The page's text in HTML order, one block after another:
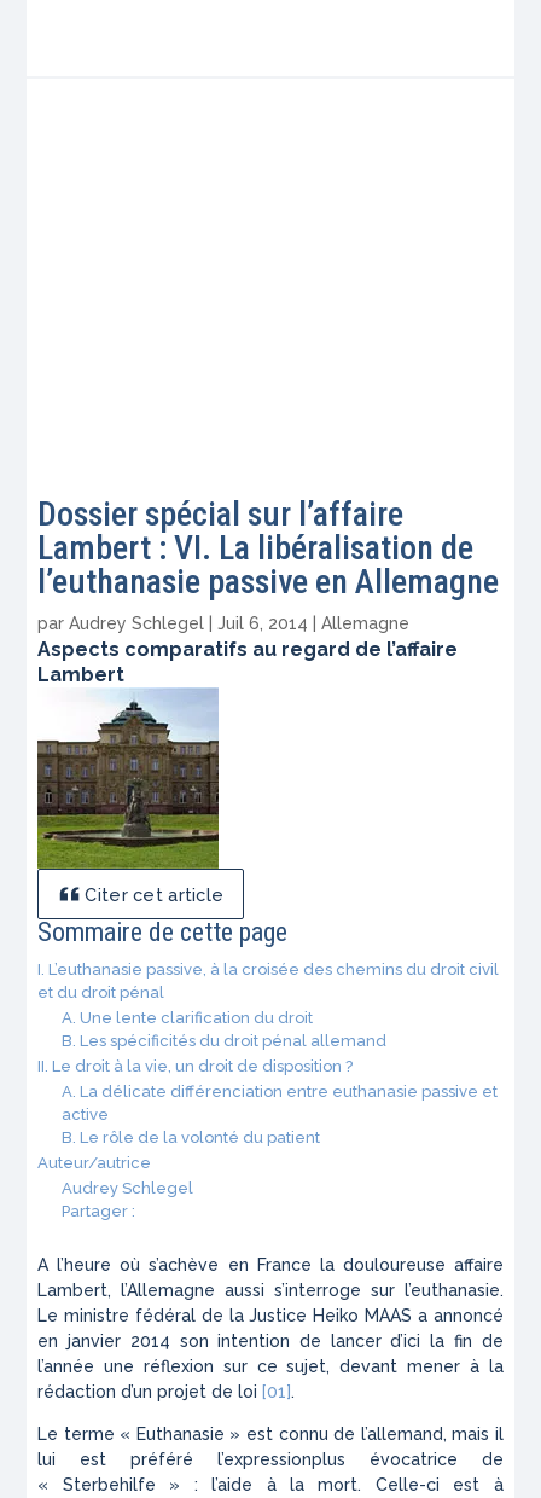
Dossier spécial sur l’affaire
Lambert : VI. La libéralisation de
l’euthanasie passive en Allemagne
parAudrey Schlegel |Juil 6, 2014 |Allemagne
Aspects comparatifs au regard de l’affaire
Lambert
Citer cet article
Sommaire de cette page
I. L’euthanasie passive, à la croisée des chemins du droit civil
et du droit pénal
A. Une lente clarification du droit
B. Les spécificités du droit pénal allemand
II. Le droit à la vie, un droit de disposition ?
A. La délicate différenciation entre euthanasie passive et
active
B. Le rôle de la volonté du patient
Auteur/autrice
Audrey Schlegel
Partager :
A l’heure où s’achève en France la douloureuse affaire
Lambert, l’Allemagne aussi s’interroge sur l’euthanasie.
Le ministre fédéral de la Justice Heiko MAAS a annoncé
en janvier 2014 son intention de lancer d’ici la fin de
l’année une réflexion sur ce sujet, devant mener à la
rédaction d’un projet de loi [01].
Le terme « Euthanasie » est connu de l’allemand, mais il
lui est préféré l’expressionplus évocatrice de
« Sterbehilfe » : l’aide à la mort. Celle-ci est à